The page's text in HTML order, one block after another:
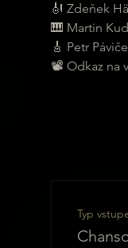
🎻 Zdeňek
🎹 Martin
🎸 Petr
📽 Odkaz na
Typ